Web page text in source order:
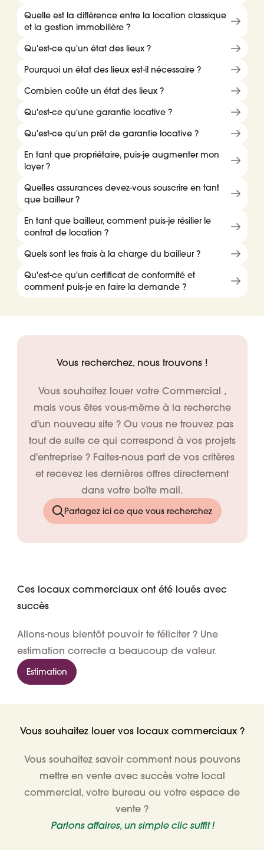
Quelle est la différence entre la location classique
et la gestion immobilière ?
Qu'est-ce qu'un état des lieux ?
Pourquoi un état des lieux est-il nécessaire ?
Combien coûte un état des lieux ?
Qu'est-ce qu'une garantie locative ?
Qu'est-ce qu'un prêt de garantie locative ?
En tant que propriétaire, puis-je augmenter mon
loyer ?
Quelles assurances devez-vous souscrire en tant
que bailleur ?
En tant que bailleur, comment puis-je résilier le
contrat de location ?
Quels sont les frais à la charge du bailleur ?
Qu'est-ce qu'un certificat de conformité et
comment puis-je en faire la demande ?
Vous recherchez, nous trouvons !
Vous souhaitez louer votre Commercial ,
mais vous êtes vous-même à la recherche
d'un nouveau site ? Ou vous ne trouvez pas
tout de suite ce qui correspond à vos projets
d'entreprise ? Faites-nous part de vos critères
et recevez les dernières offres directement
dans votre boîte mail.
Partagez ici ce que vous recherchez
Ces locaux commerciaux ont été loués avec
succès
Allons-nous bientôt pouvoir te féliciter ? Une
estimation correcte a beaucoup de valeur.
Estimation
Vous souhaitez louer vos locaux commerciaux ?
Vous souhaitez savoir comment nous pouvons
mettre en vente avec succès votre local
commercial, votre bureau ou votre espace de
vente ?
Parlons affaires, un simple clic suffit !